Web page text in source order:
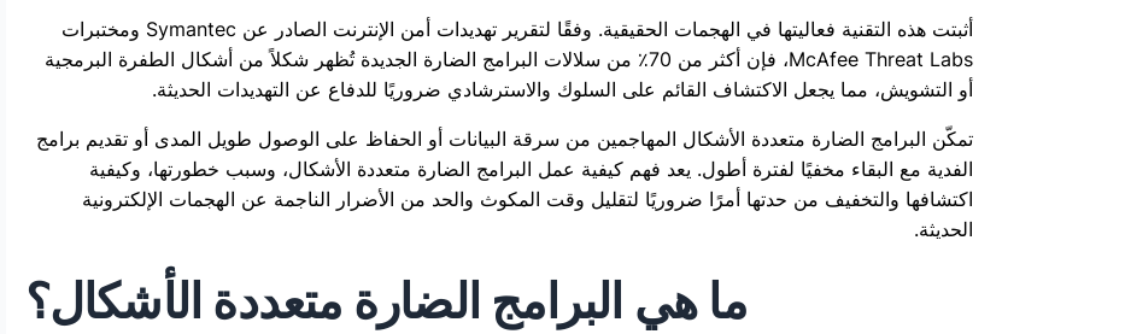
أثبتت هذه التقنية فعاليتها في الهجمات الحقيقية. وفقًا لتقرير تهديدات أمن الإنترنت الصادر عن Symantec ومختبرات
McAfee Threat Labs، فإن أكثر من 70٪ من سلالات البرامج الضارة الجديدة تُظهر شكلاً من أشكال الطفرة البرمجية
أو التشويش، مما يجعل الاكتشاف القائم على السلوك والاسترشادي ضروريًا للدفاع عن التهديدات الحديثة.
تمكّن البرامج الضارة متعددة الأشكال المهاجمين من سرقة البيانات أو الحفاظ على الوصول طويل المدى أو تقديم برامج
الفدية مع البقاء مخفيًا لفترة أطول. يعد فهم كيفية عمل البرامج الضارة متعددة الأشكال، وسبب خطورتها، وكيفية
اكتشافها والتخفيف من حدتها أمرًا ضروريًا لتقليل وقت المكوث والحد من الأضرار الناجمة عن الهجمات الإلكترونية
الحديثة.
ما هي البرامج الضارة متعددة الأشكال؟